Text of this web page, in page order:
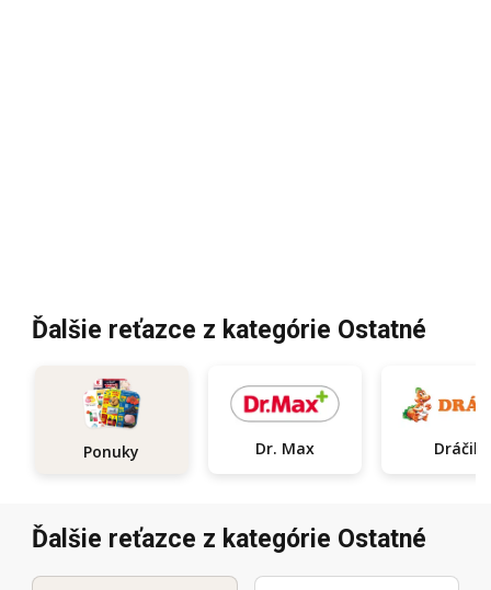
Ďalšie reťazce z kategórie Ostatné
Ponuky Dr. Max Dráčik
Ďalšie reťazce z kategórie Ostatné